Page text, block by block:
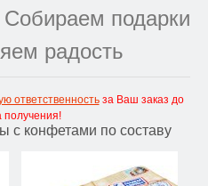
подарки
радость
ответственностьза Ваш заказ до
получения!
с конфетами по составу